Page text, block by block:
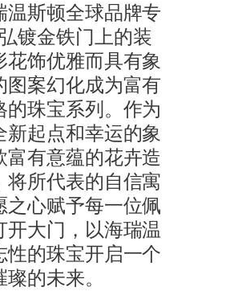
温斯顿全球品牌专
镀金铁门上的装
花饰优雅而具有象
图案幻化成为富有
的珠宝系列。作为
新起点和幸运的象
富有意蕴的花卉造
将所代表的自信寓
之心赋予每一位佩
开大门，以海瑞温
性的珠宝开启一个
璨的未来。